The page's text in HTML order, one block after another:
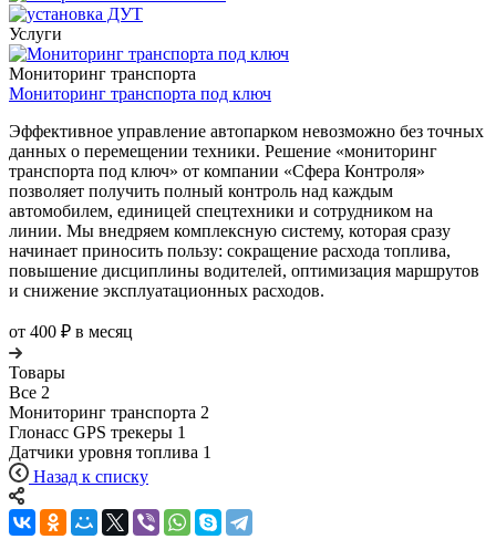
Услуги
Мониторинг транспорта
Мониторинг транспорта под ключ
Эффективное управление автопарком невозможно без точных
данных о перемещении техники. Решение «мониторинг
транспорта под ключ» от компании «Сфера Контроля»
позволяет получить полный контроль над каждым
автомобилем, единицей спецтехники и сотрудником на
линии. Мы внедряем комплексную систему, которая сразу
начинает приносить пользу: сокращение расхода топлива,
повышение дисциплины водителей, оптимизация маршрутов
и снижение эксплуатационных расходов.
от 400 ₽ в месяц
Товары
Все 2
Мониторинг транспорта 2
Глонасс GPS трекеры 1
Датчики уровня топлива 1
Назад к списку